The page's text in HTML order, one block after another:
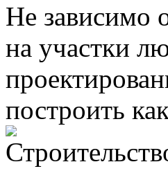
Не зависимо
на участки
построить